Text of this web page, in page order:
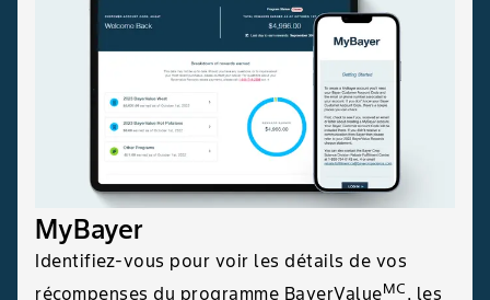
MyBayer
Identifiez-vous pour voir les détails de vos
récompenses du programme BayerValueMC, les